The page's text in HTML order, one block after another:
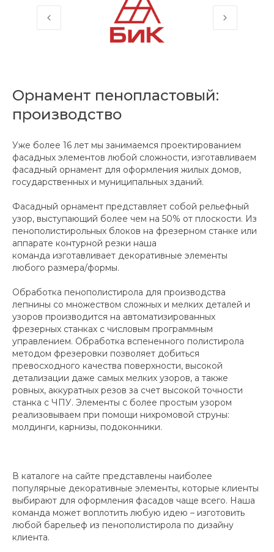
Орнамент пенопластовый:
производство
Уже более 16 лет мы занимаемся проектированием
фасадных элементов любой сложности, изготавливаем
фасадный орнамент для оформления жилых домов,
государственных и муниципальных зданий.
Фасадный орнамент представляет собой рельефный
узор, выступающий более чем на 50% от плоскости. Из
пенополистирольных блоков на фрезерном станке или
аппарате контурной резки наша
команда изготавливает декоративные элементы
любого размера/формы.
Обработка пенополистирола для производства
лепнины со множеством сложных и мелких деталей и
узоров производится на автоматизированных
фрезерных станках с числовым программным
управлением. Обработка вспененного полистирола
методом фрезеровки позволяет добиться
превосходного качества поверхности, высокой
детализации даже самых мелких узоров, а также
ровных, аккуратных резов за счет высокой точности
станка с ЧПУ. Элементы с более простым узором
реализовываем при помощи нихромовой струны:
молдинги, карнизы, подоконники.
В каталоге на сайте представлены наиболее
популярные декоративные элементы, которые клиенты
выбирают для оформления фасадов чаще всего. Наша
команда может воплотить любую идею – изготовить
любой барельеф из пенополистирола по дизайну
клиента.